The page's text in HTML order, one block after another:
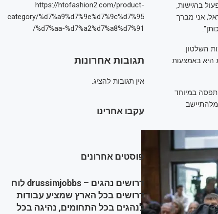
ברגישות,
אני מברך
השלטון.
היא באמצעות
תפסה במיוחד
https://htofashion2.com/product-
category/%d7%a9%d7%9e%d7%9c%d7%95
%d7%aa-%d7%a2%d7%a8%d7%91/
תגובות אחרונות
אין תגובות להציג.
עקבו אחרינו
פוסטים אחרונים
דרושים נהגים – drussimjobbs לוח
דרושים בכל הארץ שמציע עבודות
לנהגים בכל התחומים, נהיגה בכל